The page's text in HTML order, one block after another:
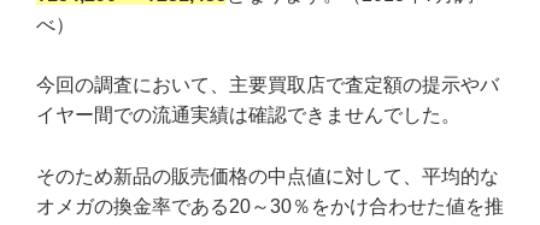
べ）
今回の調査において、主要買取店で査定額の提示やバ
イヤー間での流通実績は確認できませんでした。
そのため新品の販売価格の中点値に対して、平均的な
オメガの換金率である20～30％をかけ合わせた値を推